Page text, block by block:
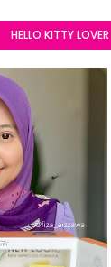
HELLO KITTY LOVER